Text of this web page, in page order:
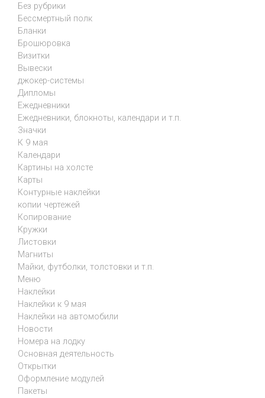
Без рубрики
Бессмертный полк
Бланки
Брошюровка
Визитки
Вывески
джокер-системы
Дипломы
Ежедневники
Ежедневники, блокноты, календари и т.п.
Значки
К 9 мая
Календари
Картины на холсте
Карты
Контурные наклейки
копии чертежей
Копирование
Кружки
Листовки
Магниты
Майки, футболки, толстовки и т.п.
Меню
Наклейки
Наклейки к 9 мая
Наклейки на автомобили
Новости
Номера на лодку
Основная деятельность
Открытки
Оформление модулей
Пакеты